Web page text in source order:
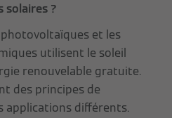
solaires ?
et les
utilisent le soleil
renouvelable gratuite.
des principes de
applications différents.